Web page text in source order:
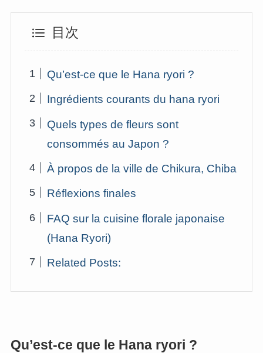
目次
Qu’est-ce que le Hana ryori ?
Ingrédients courants du hana ryori
Quels types de fleurs sont
consommés au Japon ?
À propos de la ville de Chikura, Chiba
Réflexions finales
FAQ sur la cuisine florale japonaise
(Hana Ryori)
Related Posts:
Qu’est-ce que le Hana ryori ?